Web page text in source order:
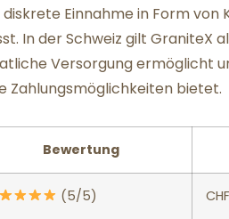
Einnahme in Form von
In der Schweiz gilt GraniteX
Versorgung ermöglicht
Zahlungsmöglichkeiten bietet.
Bewertung
(5/5)